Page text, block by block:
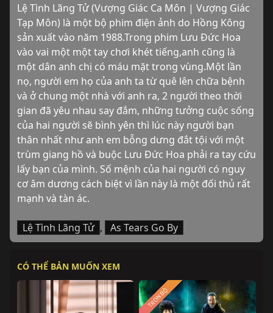
Lệ Tình Lãng Tử (Vượng Giác Ca Môn | Vượng Giác
Tạp Môn) là một bộ phim điện ảnh do Hồng Kông
sản xuất vào năm 1988.Trong phim Lưu Đức Hoa
vào vai một một tay chơi khét tiếng,anh cũng là
một dân anh chị có máu mặt trong vùng.Một lần
nọ, người em họ của anh ta từ quê lên chữa bệnh
và ở chung một nhà với anh ra, 2 người theo thời
gian đã yêu nhau say đắm, những tưởng cuộc sống
của hai người sẽ bình yên thì lúc này người bạn
thân nhất như anh em bỗng dưng đắt tội với một
trùm giang hồ và buộc Lưu Đức Hoa phải ra tay cứu
lấy bạn của mình. Số mệnh của hai người có nguy
cơ âm dương cách biệt vì lần này là một đối thủ rất
mạnh và tàn ác.
Lệ Tình Lãng Tử , As Tears Go By
CÓ THỂ BẢN MUỐN XEM
TRỌN BỘ